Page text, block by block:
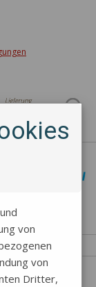
von
von
Dritter,